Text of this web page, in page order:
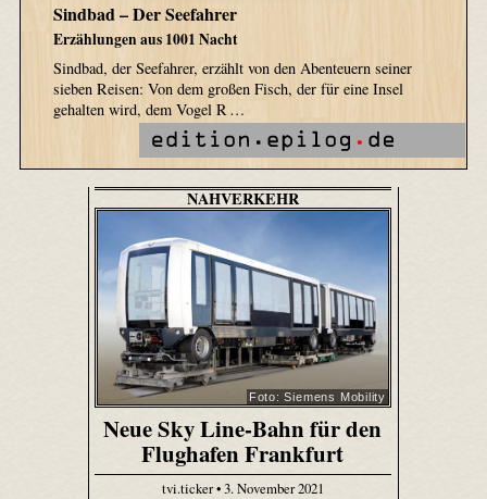
Sindbad – Der Seefahrer
Erzählungen aus 1001 Nacht
Sindbad, der Seefahrer, erzählt von den Abenteuern seiner
sieben Reisen: Von dem großen Fisch, der für eine Insel
gehalten wird, dem Vogel R …
NAHVERKEHR
Foto: Siemens Mobility
Neue Sky Line-Bahn für den
Flughafen Frankfurt
tvi.ticker • 3. November 2021